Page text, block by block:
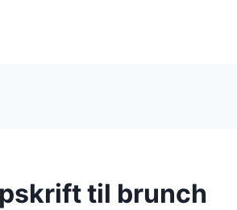
til brunch